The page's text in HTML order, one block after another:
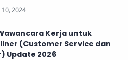
Kerja untuk
(Customer Service dan
Update 2026